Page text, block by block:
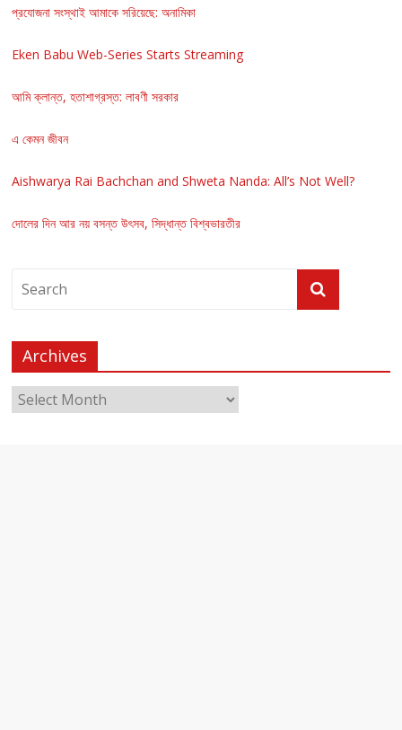
প্রযোজনা সংস্থাই আমাকে সরিয়েছে: অনামিকা
Eken Babu Web-Series Starts Streaming
আমি ক্লান্ত, হতাশাগ্রস্ত: লাবণী সরকার
এ কেমন জীবন
Aishwarya Rai Bachchan and Shweta Nanda: All’s Not Well?
দোলের দিন আর নয় বসন্ত উৎসব, সিদ্ধান্ত বিশ্বভারতীর
Archives